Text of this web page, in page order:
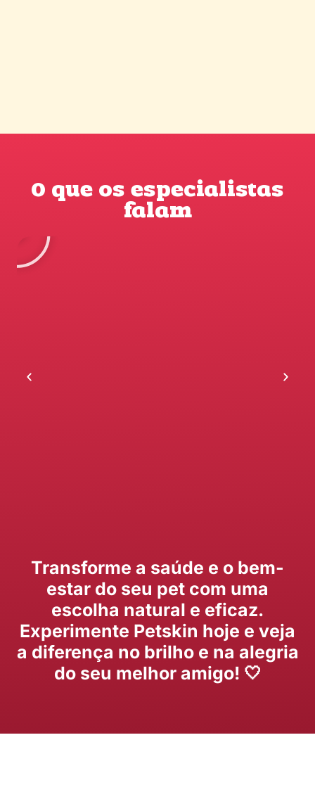
O que os especialistas
falam
Transforme a saúde e o bem-
estar do seu pet com uma
escolha natural e eficaz.
Experimente Petskin hoje e veja
a diferença no brilho e na alegria
do seu melhor amigo! 🤍